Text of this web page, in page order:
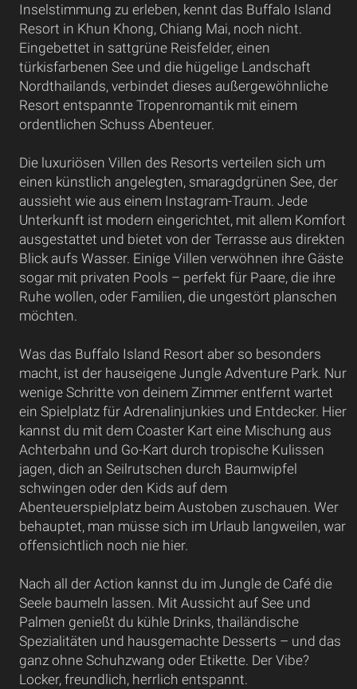
Inselstimmung zu erleben, kennt das Buffalo Island
Resort in Khun Khong, Chiang Mai, noch nicht.
Eingebettet in sattgrüne Reisfelder, einen
türkisfarbenen See und die hügelige Landschaft
Nordthailands, verbindet dieses außergewöhnliche
Resort entspannte Tropenromantik mit einem
ordentlichen Schuss Abenteuer.
Die luxuriösen Villen des Resorts verteilen sich um
einen künstlich angelegten, smaragdgrünen See, der
aussieht wie aus einem Instagram-Traum. Jede
Unterkunft ist modern eingerichtet, mit allem Komfort
ausgestattet und bietet von der Terrasse aus direkten
Blick aufs Wasser. Einige Villen verwöhnen ihre Gäste
sogar mit privaten Pools – perfekt für Paare, die ihre
Ruhe wollen, oder Familien, die ungestört planschen
möchten.
Was das Buffalo Island Resort aber so besonders
macht, ist der hauseigene Jungle Adventure Park. Nur
wenige Schritte von deinem Zimmer entfernt wartet
ein Spielplatz für Adrenalinjunkies und Entdecker. Hier
kannst du mit dem Coaster Kart eine Mischung aus
Achterbahn und Go-Kart durch tropische Kulissen
jagen, dich an Seilrutschen durch Baumwipfel
schwingen oder den Kids auf dem
Abenteuerspielplatz beim Austoben zuschauen. Wer
behauptet, man müsse sich im Urlaub langweilen, war
offensichtlich noch nie hier.
Nach all der Action kannst du im Jungle de Café die
Seele baumeln lassen. Mit Aussicht auf See und
Palmen genießt du kühle Drinks, thailändische
Spezialitäten und hausgemachte Desserts – und das
ganz ohne Schuhzwang oder Etikette. Der Vibe?
Locker, freundlich, herrlich entspannt.